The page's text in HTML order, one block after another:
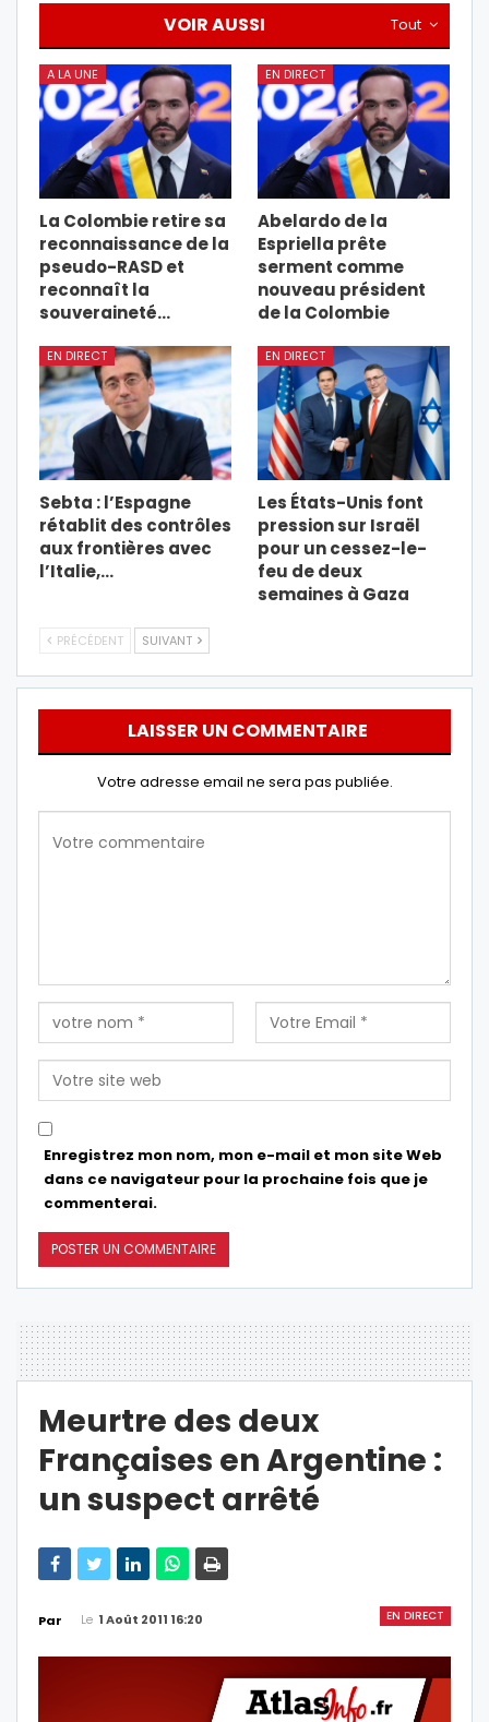
Tout
VOIR AUSSI
A LA UNE
La Colombie retire sa
reconnaissance de la
pseudo-RASD et
reconnaît la
souveraineté…
EN DIRECT
Abelardo de la
Espriella prête
serment comme
nouveau président
de la Colombie
EN DIRECT
Sebta : l’Espagne
rétablit des contrôles
aux frontières avec
l’Italie,…
EN DIRECT
Les États-Unis font
pression sur Israël
pour un cessez-le-
feu de deux
semaines à Gaza
PRÉCÉDENT SUIVANT
LAISSER UN COMMENTAIRE
Votre adresse email ne sera pas publiée.
Enregistrez mon nom, mon e-mail et mon site Web
dans ce navigateur pour la prochaine fois que je
commenterai.
Meurtre des deux
Françaises en Argentine :
un suspect arrêté
EN DIRECT
Par Le 1 Août 2011 16:20